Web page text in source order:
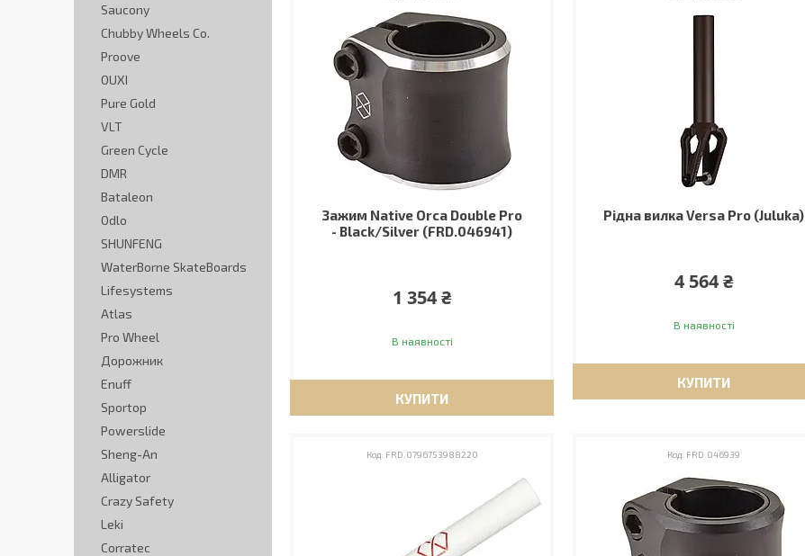
Зажим Native Orca Double Pro
- Black/Silver (FRD.046941)
1 354 ₴
В наявності
КУПИТИ
Рідна вилка Versa Pro (Juluka)
4 564 ₴
В наявності
КУПИТИ
FRD.0796753988220 FRD.046939
Saucony
Chubby Wheels Co.
Proove
OUXI
Pure Gold
VLT
Green Cycle
DMR
Bataleon
Odlo
SHUNFENG
WaterBorne SkateBoards
Lifesystems
Atlas
Pro Wheel
Дорожник
Enuff
Sportop
Powerslide
Sheng-An
Alligator
Crazy Safety
Leki
Corratec